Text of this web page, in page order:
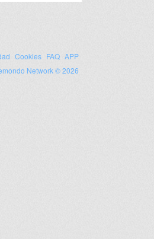
Cookies FAQ APP
Network © 2026